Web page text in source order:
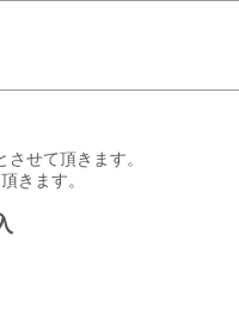
せて頂きます。
きます。